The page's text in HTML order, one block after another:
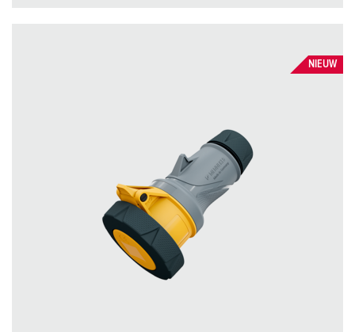
NIEUW